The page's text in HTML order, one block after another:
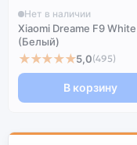
Нет в наличии
Xiaomi Dreame F9 White
(Белый)
★★★★★5,0(495)
В корзину